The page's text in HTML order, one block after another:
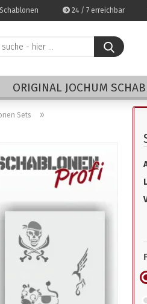
24 / 7 erreichbar
suche
hier
...
ORIGINAL JOCHUM
Sets »